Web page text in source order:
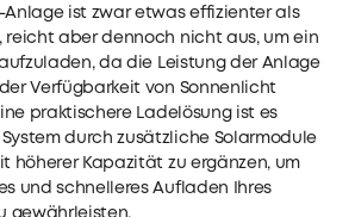
Anlage ist zwar etwas effizienter als
reicht aber dennoch nicht aus, um ein
da die Leistung der Anlage
Verfügbarkeit von Sonnenlicht
praktischere Ladelösung ist es
durch zusätzliche Solarmodule
höherer Kapazität zu ergänzen, um
und schnelleres Aufladen Ihres
gewährleisten.